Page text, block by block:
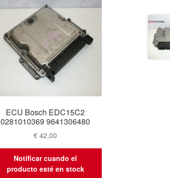
ECU Bosch EDC15C2
0281010369 9641306480
€ 42,00
Notificar cuando el
producto esté en stock